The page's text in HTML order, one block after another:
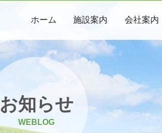
ホーム 施設案内 会社案内
お知らせ
WEBLOG